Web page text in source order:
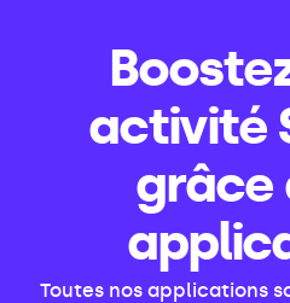
activité
grâce
Toutes nos applications